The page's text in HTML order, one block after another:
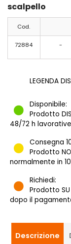
scalpello
Cod.
72884 -
LEGENDA
Disponibile:
Prodotto
48/72 h lavorative
Consegna
Prodotto
normalmente in
Richiedi:
Prodotto
dopo il
Descrizione